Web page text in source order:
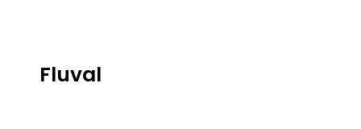
Fluval